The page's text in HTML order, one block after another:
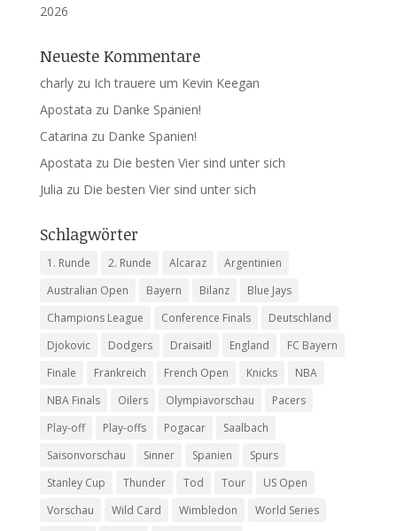
2026
Neueste Kommentare
charlyzu Ich trauere um Kevin Keegan
Apostata zu Danke Spanien!
Catarina zu Danke Spanien!
Apostata zu Die besten Vier sind unter sich
Julia zu Die besten Vier sind unter sich
Schlagwörter
1. Runde 2. Runde Alcaraz
Argentinien
Australian Open
Bayern Bilanz
Blue Jays
Champions League
Conference Finals
Deutschland
Djokovic
Dodgers Draisaitl England
FC Bayern
Finale
Frankreich French Open Knicks
NBA
NBA Finals
Oilers Olympiavorschau
Pacers
Play-off
Play-offs Pogacar
Saalbach
Saisonvorschau
Sinner Spanien
Spurs
Stanley Cup
Thunder Tod Tour
US Open
Vorschau
Wild Card Wimbledon
World Series